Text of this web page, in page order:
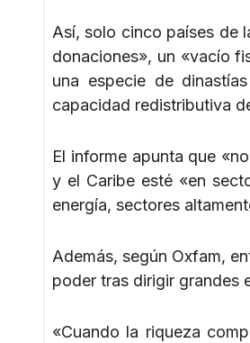
Así, solo cinco países de
donaciones», un «vacío
una especie de
capacidad redistributiva
El informe apunta que
y el Caribe esté «en
energía, sectores
Además, según Oxfam,
poder tras dirigir grandes
«Cuando la riqueza